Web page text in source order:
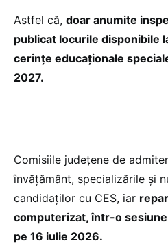
Astfel că, doar anumite
publicat locurile disponibile
cerințe educaționale
2027.
Comisiile județene de
învățământ, specializările și
candidaților cu CES, iar
computerizat, într-o
pe 16 iulie 2026.